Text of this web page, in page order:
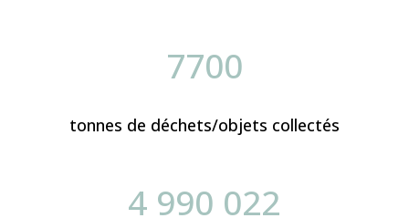
7700
tonnes de déchets/objets collectés
4 990 022